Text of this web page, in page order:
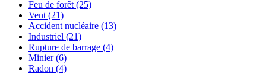
Feu de forêt (25)
Vent (21)
Accident nucléaire (13)
Industriel (21)
Rupture de barrage (4)
Minier (6)
Radon (4)